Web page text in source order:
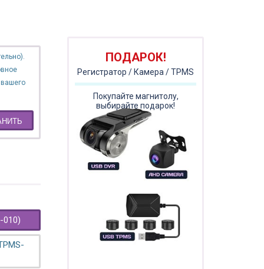
010)
ПОДАРОК!
Регистратор / Камера / TPMS
Покупайте магнитолу,
выбирайте подарок!